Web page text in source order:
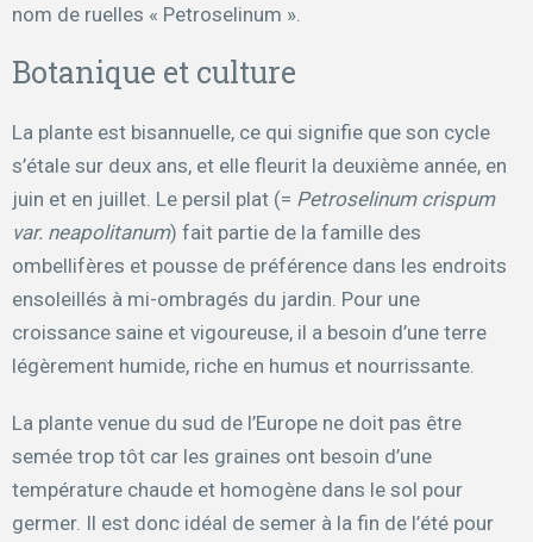
nom de ruelles « Petroselinum ».
Botanique et culture
La plante est bisannuelle, ce qui signifie que son cycle
s’étale sur deux ans, et elle fleurit la deuxième année, en
juin et en juillet. Le persil plat (= Petroselinum crispum
var. neapolitanum) fait partie de la famille des
ombellifères et pousse de préférence dans les endroits
ensoleillés à mi-ombragés du jardin. Pour une
croissance saine et vigoureuse, il a besoin d’une terre
légèrement humide, riche en humus et nourrissante.
La plante venue du sud de l’Europe ne doit pas être
semée trop tôt car les graines ont besoin d’une
température chaude et homogène dans le sol pour
germer. Il est donc idéal de semer à la fin de l’été pour